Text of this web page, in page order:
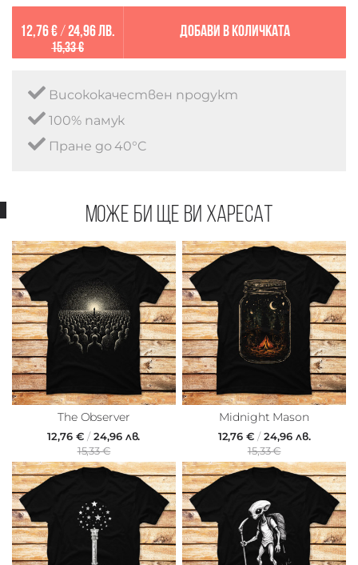
12,76 €/ 24,96 лв.
15,33 €
Добави в количката
Висококачествен продукт
100% памук
Пране до 40°C
Може би ще ви харесат
The Observer
12,76 € /24,96 лв.
15,33 €
Midnight Mason
12,76 €/24,96 лв.
15,33 €